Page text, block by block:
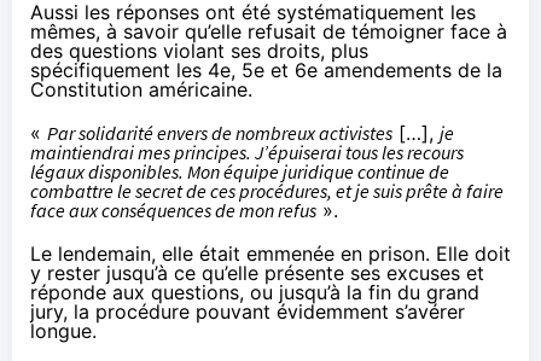
Aussi les réponses ont été systématiquement les
mêmes, à savoir qu’elle refusait de témoigner face à
des questions violant ses droits, plus
spécifiquement les 4e, 5e et 6e amendements de la
Constitution américaine.
« Par solidarité envers de nombreux activistes […], je
maintiendrai mes principes. J’épuiserai tous les recours
légaux disponibles. Mon équipe juridique continue de
combattre le secret de ces procédures, et je suis prête à faire
face aux conséquences de mon refus ».
Le lendemain, elle était emmenée en prison. Elle doit
y rester jusqu’à ce qu’elle présente ses excuses et
réponde aux questions, ou jusqu’à la fin du grand
jury, la procédure pouvant évidemment s’avérer
longue.